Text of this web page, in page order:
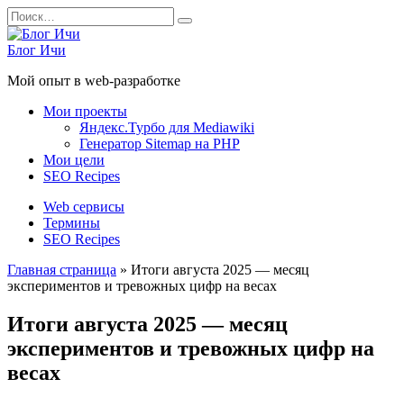
Перейти
к
содержанию
Search
for:
Блог Ичи
Мой опыт в web-разработке
Мои проекты
Яндекс.Турбо для Mediawiki
Генератор Sitemap на PHP
Мои цели
SEO Recipes
Web сервисы
Термины
SEO Recipes
Главная страница » Итоги августа 2025 — месяц
экспериментов и тревожных цифр на весах
Итоги августа 2025 — месяц
экспериментов и тревожных цифр на
весах